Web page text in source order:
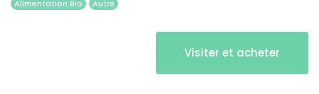
Alimentation Bio Autre
Visiter et acheter